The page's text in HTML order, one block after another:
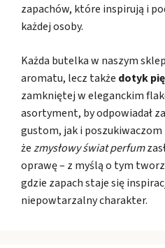
zapachów, które inspirują i
każdej osoby.
Każda butelka w naszym
aromatu, lecz także dotyk
zamkniętej w eleganckim
asortyment, by odpowiadał
gustom, jak i poszukiwaczom
żezmysłowy świat perfum
oprawę – z myślą o tym
gdzie zapach staje się
niepowtarzalny charakter.